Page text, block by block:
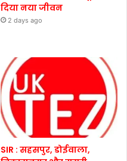
दिया नया जीवन
2 days ago
SIR : सहसपुर, डोईवाला,